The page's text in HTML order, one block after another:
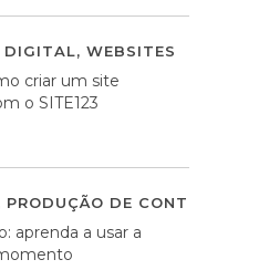
DIGITAL, WEBSITES
criar um site
o SITE123
PRODUÇÃO DE CONTEÚDOS
aprenda a usar a